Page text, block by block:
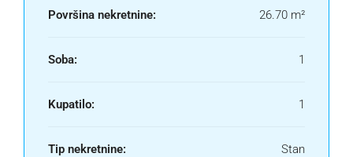
Površina nekretnine: 26.70 m²
Soba: 1
Kupatilo: 1
Tip nekretnine: Stan